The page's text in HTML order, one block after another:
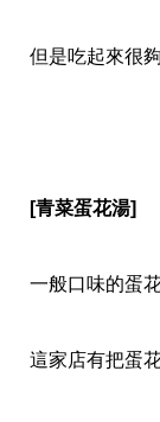
但是吃起來很
[青菜蛋花湯]
一般口味的蛋
這家店有把蛋